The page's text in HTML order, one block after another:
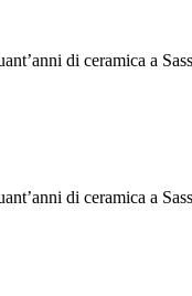
di ceramica a
di ceramica a